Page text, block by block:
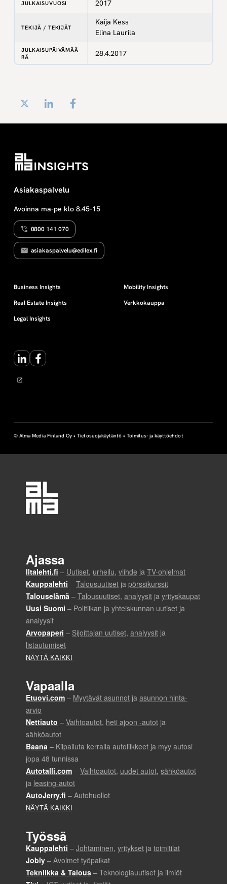
JULKAISUVUOSI 2017
TEKIJÄ / TEKIJÄT
Kaija Kess
Elina Laurila
JULKAISUPÄIVÄMÄÄ
RÄ
28.4.2017
Twitter LinkedIn
Asiakaspalvelu
Avoinna ma-pe klo 8.45-15
0800 141 070
asiakaspalvelu@edilex.fi
Business Insights
Real Estate Insights
Legal Insights
Mobility Insights
Verkkokauppa
LinkedInFacebook
© Alma Media Finland Oy •Tietosuojakäytäntö •Toimitus- ja käyttöehdot